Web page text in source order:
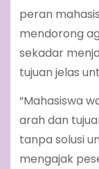
peran
mendorong
sekadar
tujuan jelas
“Mahasiswa
arah dan
tanpa solusi
mengajak